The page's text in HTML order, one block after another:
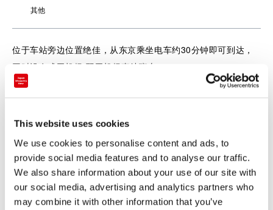
This website uses cookies
We use cookies to personalise content and ads, to
provide social media features and to analyse our traffic.
We also share information about your use of our site with
our social media, advertising and analytics partners who
may combine it with other information that you’ve
其他
位于车站旁边位置绝佳，从东京乘坐电车约30分钟即可到达，
同时设有成田机场·羽田机场直达班车，
交通往来极其方便。